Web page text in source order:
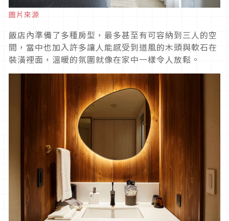
圖片來源
飯店內準備了多種房型，最多甚至有可容納到三人的空
間，當中也加入許多讓人能感受到道風的木頭與軟石在
裝潢裡面，溫暖的氛圍就像在家中一樣令人放鬆。